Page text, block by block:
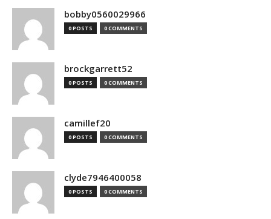
bobby0560029966
0 POSTS 0 COMMENTS
brockgarrett52
0 POSTS 0 COMMENTS
camillef20
0 POSTS 0 COMMENTS
clyde7946400058
0 POSTS 0 COMMENTS